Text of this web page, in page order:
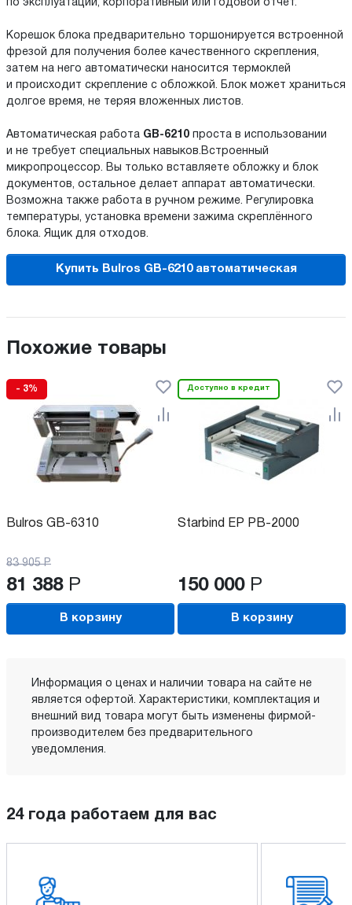
по эксплуатации, корпоративный или годовой отчёт.
Корешок блока предварительно торшонируется встроенной
фрезой для получения более качественного скрепления,
затем на него автоматически наносится термоклей
и происходит скрепление с обложкой. Блок может храниться
долгое время, не теряя вложенных листов.
Автоматическая работа GB-6210 проста в использовании
и не требует специальных навыков.Встроенный
микропроцессор. Вы только вставляете обложку и блок
документов, остальное делает аппарат автоматически.
Возможна также работа в ручном режиме. Регулировка
температуры, установка времени зажима скреплённого
блока. Ящик для отходов.
Купить Bulros GB-6210 автоматическая
Похожие товары
- 3%
Bulros GB-6310
83 905 Р
81 388 Р
В корзину
Доступно в кредит
Starbind EP PB-2000
150 000 Р
В корзину
Информация о ценах и наличии товара на сайте не
является офертой. Характеристики, комплектация и
внешний вид товара могут быть изменены фирмой-
производителем без предварительного
уведомления.
24 года работаем для вас